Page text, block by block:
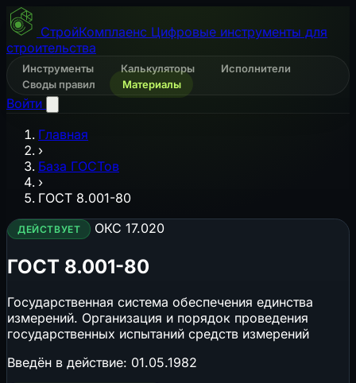
СтройКомплаенс Цифровые инструменты для
строительства
Инструменты Калькуляторы
Исполнители
Своды правил
Материалы
Войти
Главная
›
База ГОСТов
›
ГОСТ 8.001-80
ДЕЙСТВУЕТ ОКС 17.020
ГОСТ 8.001-80
Государственная система обеспечения единства
измерений. Организация и порядок проведения
государственных испытаний средств измерений
Введён в действие: 01.05.1982